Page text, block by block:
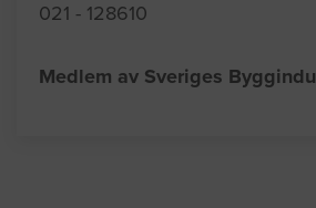
021 - 128610
Medlem av Sveriges